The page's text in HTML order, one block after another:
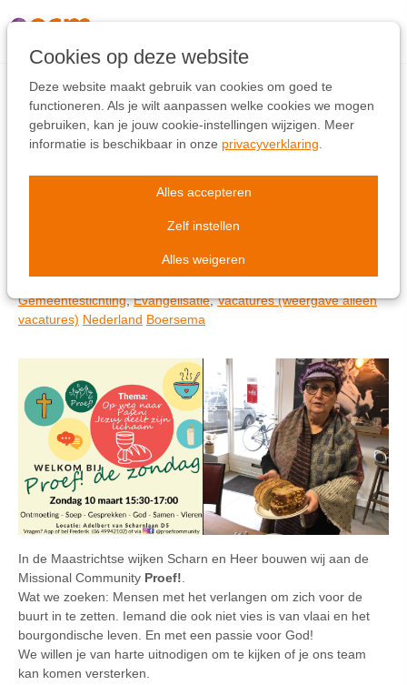
Cookies op deze website
Deze website maakt gebruik van cookies om goed te
functioneren. Als je wilt aanpassen welke cookies we mogen
gebruiken, kan je jouw cookie-instellingen wijzigen. Meer
informatie is beschikbaar in onze privacyverklaring
Alles accepteren
Zelf instellen
Alles weigeren
overslaan
naar
de
inhoud
Ga
naar
navigatie
Proef! Maastricht zoekt
teamleden
4 apr 2024 -byECM Nederland
Gemeentestichting,Evangelisatie,Vacatures (weergave alleen
vacatures) Nederland Boersema
In de Maastrichtse wijken Scharn en Heer bouwen wij aan de
Missional Community Proef!
Wat we zoeken: Mensen met het verlangen om zich voor de
buurt in te zetten. Iemand die ook niet vies is van vlaai en het
bourgondische leven. En met een passie voor God!
We willen je van harte uitnodigen om te kijken of je ons team
kan komen versterken.